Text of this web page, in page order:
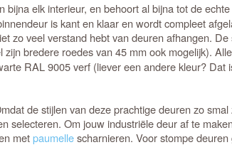
elk interieur, en behoort al bijna tot de
is kant en klaar en wordt compleet
zo veel verstand hebt van deuren afhangen.
bredere roedes van 45 mm ook mogelijk).
RAL 9005 verf (liever een andere kleur? Dat
de stijlen van deze prachtige deuren zo
selecteren. Om jouw industriële deur af te
metpaumellescharnieren. Voor stompe